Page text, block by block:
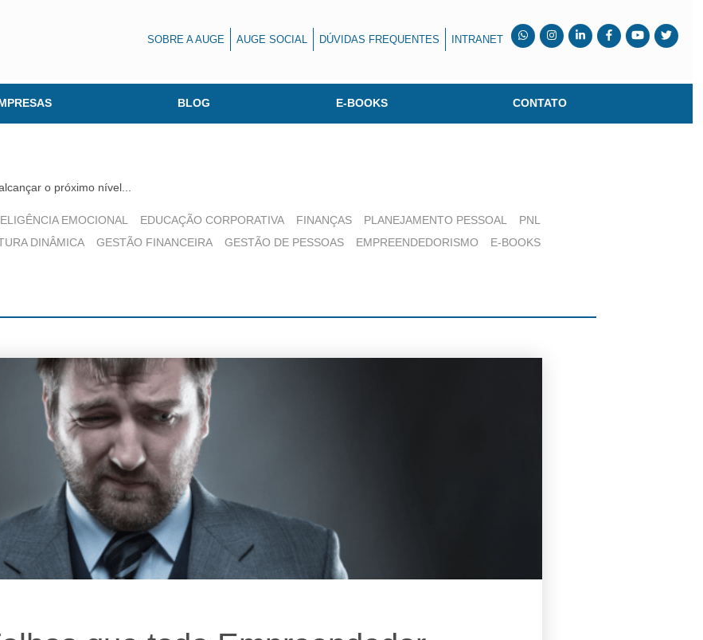
SOBRE A AUGE AUGE SOCIAL DÚVIDAS FREQUENTES INTRANET
BLOG E-BOOKS CONTATO
o próximo nível...
EMOCIONAL EDUCAÇÃO CORPORATIVA FINANÇAS PLANEJAMENTO PESSOAL
PNL
DINÂMICA GESTÃO FINANCEIRA GESTÃO DE PESSOAS EMPREENDEDORISMO E-BOOKS